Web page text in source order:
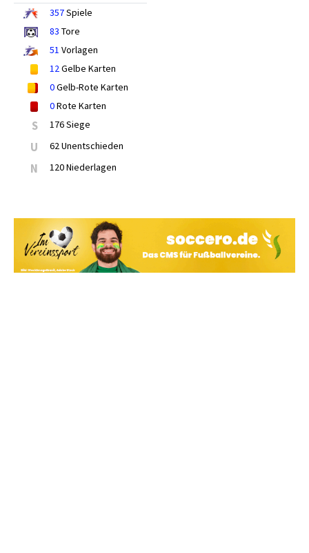
357Spiele
83 Tore
51 Vorlagen
12Gelbe Karten
0Gelb-Rote Karten
0Rote Karten
S 176 Siege
U 62 Unentschieden
N 120 Niederlagen